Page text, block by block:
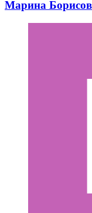
Марина